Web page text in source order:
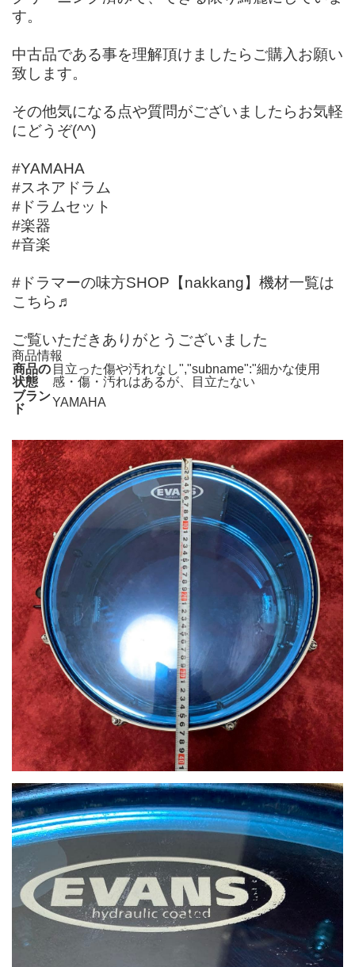
す。
中古品である事を理解頂けましたらご購入お願い
致します。
その他気になる点や質問がございましたらお気軽
にどうぞ(^^)
#YAMAHA
#スネアドラム
#ドラムセット
#楽器
#音楽
#ドラマーの味方SHOP【nakkang】機材一覧は
こちら♬
ご覧いただきありがとうございました
商品情報
商品の
状態
目立った傷や汚れなし","subname":"細かな使用
感・傷・汚れはあるが、目立たない
ブラン
ド
YAMAHA